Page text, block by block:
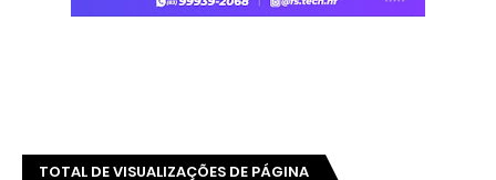
TOTAL DE VISUALIZAÇÕES DE PÁGINA